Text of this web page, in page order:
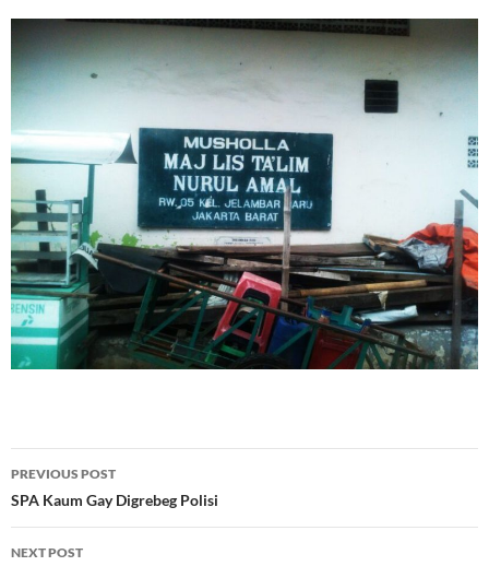
Post
navigation
PREVIOUS POST
SPA Kaum Gay Digrebeg Polisi
NEXT POST